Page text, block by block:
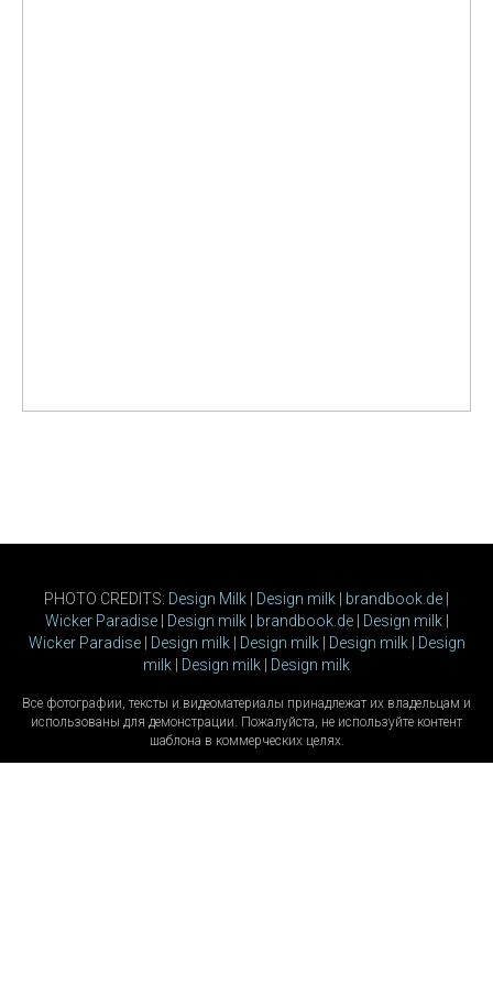
PHOTO CREDITS: Design Milk Design milk brandbook.de
Wicker Paradise| Design milk| brandbook.de| Design milk|
Wicker Paradise| Design milk| Design milk| Design milk| Design
milk
Design milk Design milk
Все фотографии, тексты и видеоматериалы принадлежат их владельцам и
использованы для демонстрации. Пожалуйста, не используйте контент
шаблона в коммерческих целях.